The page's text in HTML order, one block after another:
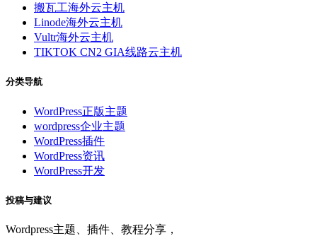
搬瓦工海外云主机
Linode海外云主机
Vultr海外云主机
TIKTOK CN2 GIA线路云主机
分类导航
WordPress正版主题
wordpress企业主题
WordPress插件
WordPress资讯
WordPress开发
投稿与建议
Wordpress主题、插件、教程分享，